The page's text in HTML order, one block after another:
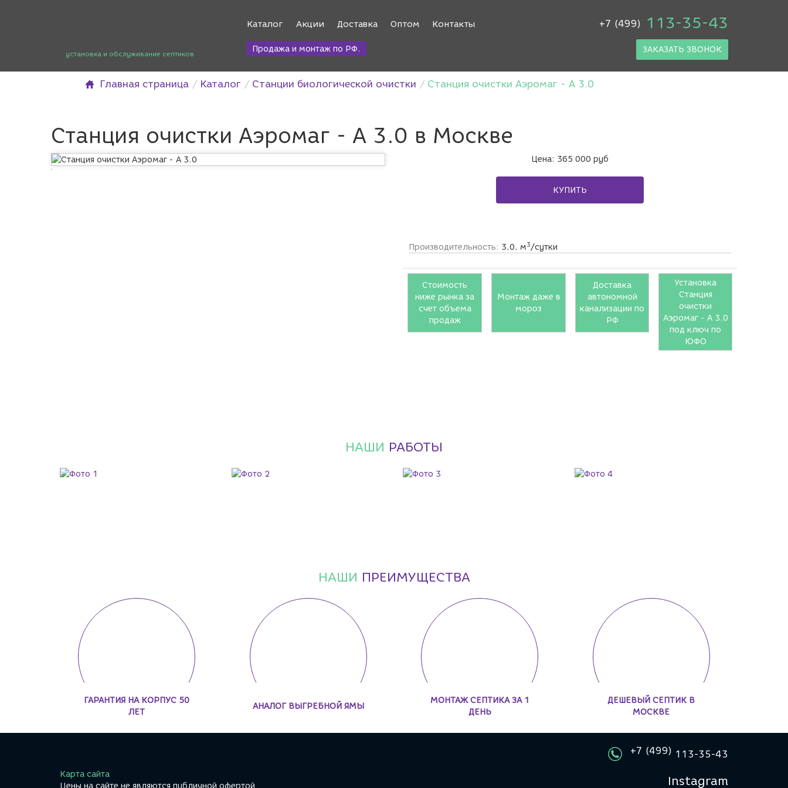
установка и обслуживание септиков
Каталог Акции Доставка Оптом Контакты
Продажа и монтаж по РФ.
+7 (499) 113-35-43
ЗАКАЗАТЬ ЗВОНОК
Главная страница Каталог Станции биологической очистки Станция очистки Аэромаг - A 3.0
Станция очистки Аэромаг - A 3.0 в Москве
Цена: 365 000 руб
КУПИТЬ
Производительность: 3,0, м3/сутки
Стоимость
ниже рынка за
счет объема
продаж
Монтаж даже в
мороз
Доставка
автономной
канализации по
РФ
Установка
Станция
очистки
Аэромаг - A 3.0
под ключ по
ЮФО
НАШИ РАБОТЫ
НАШИ ПРЕИМУЩЕСТВА
ГАРАНТИЯ НА КОРПУС 50
ЛЕТ
АНАЛОГ ВЫГРЕБНОЙ ЯМЫ
МОНТАЖ СЕПТИКА ЗА 1
ДЕНЬ
ДЕШЕВЫЙ СЕПТИК В
МОСКВЕ
Карта сайта
Цены на сайте не являются публичной офертой
+7 (499) 113-35-43
Instagram